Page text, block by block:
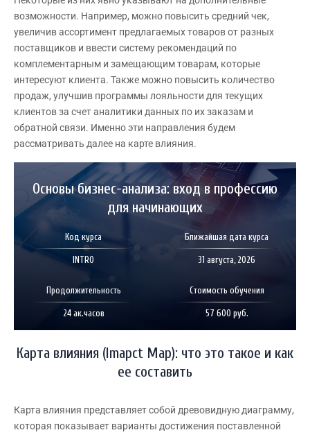
возможности. Например, можно повысить средний чек,
увеличив ассортимент предлагаемых товаров от разных
поставщиков и ввести систему рекомендаций по
комплементарным и замещающим товарам, которые
интересуют клиента. Также можно повысить количество
продаж, улучшив программы лояльности для текущих
клиентов за счет аналитики данных по их заказам и
обратной связи. Именно эти направления будем
рассматривать далее на карте влияния.
Основы бизнес-анализа: вход в профессию
для начинающих
Код курса
INTRO
Ближайшая дата курса
31 августа, 2026
Продолжительность
24 ак.часов
Стоимость обучения
57 600 руб.
Карта влияния (Imapct Map): что это такое и как
ее составить
Карта влияния представляет собой древовидную диаграмму,
которая показывает варианты достижения поставленной